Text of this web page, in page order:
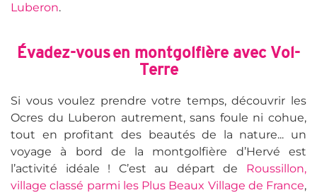
Luberon.
Évadez-vous en montgolfière avec Vol-
Terre
Si vous voulez prendre votre temps, découvrir les
Ocres du Luberon autrement, sans foule ni cohue,
tout en profitant des beautés de la nature... un
voyage à bord de la montgolfière d’Hervé est
l’activité idéale ! C’est au départ de Roussillon,
village classé parmi les Plus Beaux Village de France,